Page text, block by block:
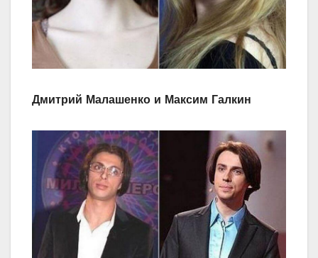
Дмитрий Малашенко и Максим Галкин